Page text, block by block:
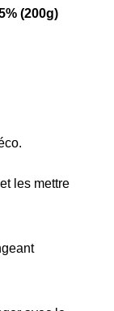
(200g)
les mettre